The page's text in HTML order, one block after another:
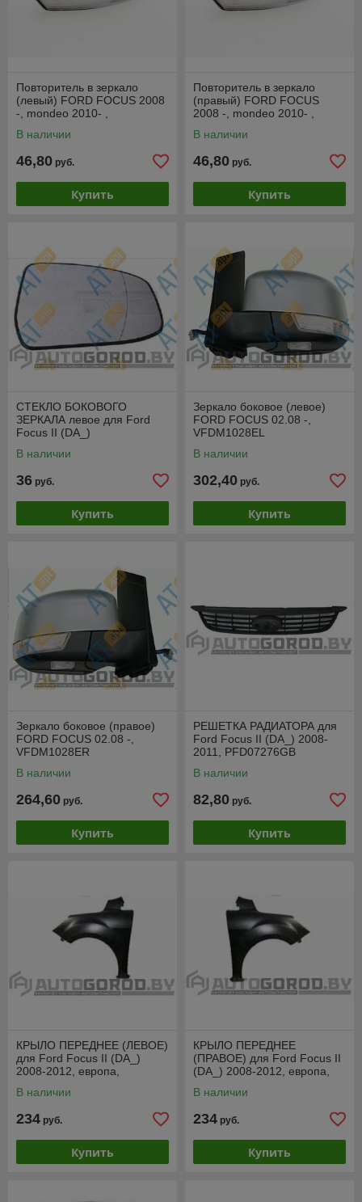
Повторитель в зеркало
(левый) FORD FOCUS 2008
-, mondeo 2010- ,
В наличии
46,80 руб.
Купить
Повторитель в зеркало
(правый) FORD FOCUS
2008 -, mondeo 2010- ,
В наличии
46,80 руб.
Купить
СТЕКЛО БОКОВОГО
ЗЕРКАЛА левое для Ford
Focus II (DA_)
В наличии
36 руб.
Купить
Зеркало боковое (левое)
FORD FOCUS 02.08 -,
VFDM1028EL
В наличии
302,40 руб.
Купить
Зеркало боковое (правое)
FORD FOCUS 02.08 -,
VFDM1028ER
В наличии
264,60 руб.
Купить
РЕШЕТКА РАДИАТОРА для
Ford Focus II (DA_) 2008-
2011, PFD07276GB
В наличии
82,80 руб.
Купить
КРЫЛО ПЕРЕДНЕЕ (ЛЕВОЕ)
для Ford Focus II (DA_)
2008-2012, европа,
В наличии
234 руб.
Купить
КРЫЛО ПЕРЕДНЕЕ
(ПРАВОЕ) для Ford Focus II
(DA_) 2008-2012, европа,
В наличии
234 руб.
Купить